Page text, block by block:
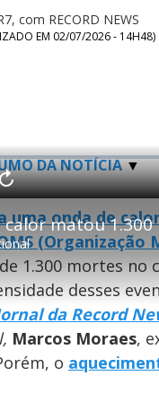
com RECORD NEWS
EM 02/07/2026 - 14H48)
DA NOTÍCIA
matou 1.300
A
v
n
ç
a
r
0
s
g
n
d
s
uma onda de
(Organização
1.300 mortes no
desses
da Record
Marcos Moraes,
o